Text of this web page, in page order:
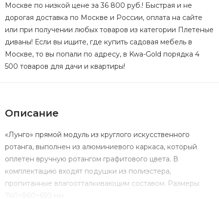
Москве по низкой цене за 36 800 руб.! Быстрая и не
дорогая доставка по Москве и России, оплата на сайте
или при получении любых товаров из категории Плетеные
диваны! Если вы ищите, где купить садовая мебель в
Москве, то вы попали по адресу, в Kwa-Gold порядка 4
500 товаров для дачи и квартиры!
Описание
«Лунго» прямой модуль из круглого искусственного
ротанга, выполнен из алюминиевого каркаса, который
оплетен вручную ротангом графитового цвета. В
комплектацию входят подушки из полиэстера,
пропитанные влагоотталкивающим составом. Размеры:
740×860×650 мм.